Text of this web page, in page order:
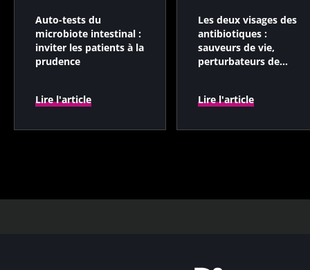
Auto-tests du
microbiote intestinal :
inviter les patients à la
prudence
Lire l'article
Les deux visages des
antibiotiques :
sauveurs de vie,
perturbateurs de
Lire l'article